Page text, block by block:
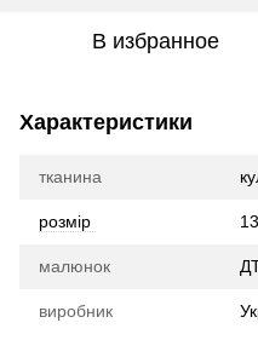
В избранное
Характеристики
тканина
розмір
малюнок
виробник